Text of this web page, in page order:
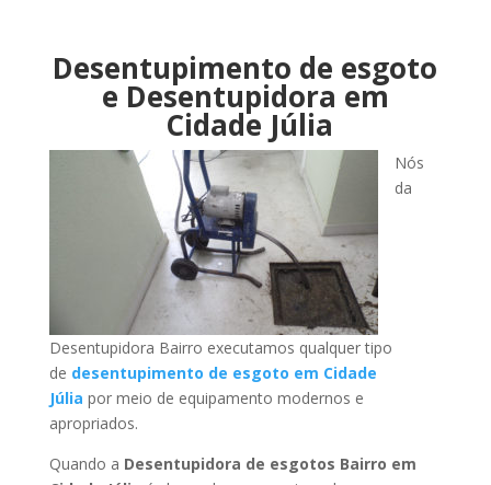
Desentupimento de esgoto
e Desentupidora em
Cidade Júlia
Nós
da
Desentupidora Bairro executamos qualquer tipo
de desentupimento de esgoto em Cidade
Júlia por meio de equipamento modernos e
apropriados.
Quando a Desentupidora de esgotos Bairro em